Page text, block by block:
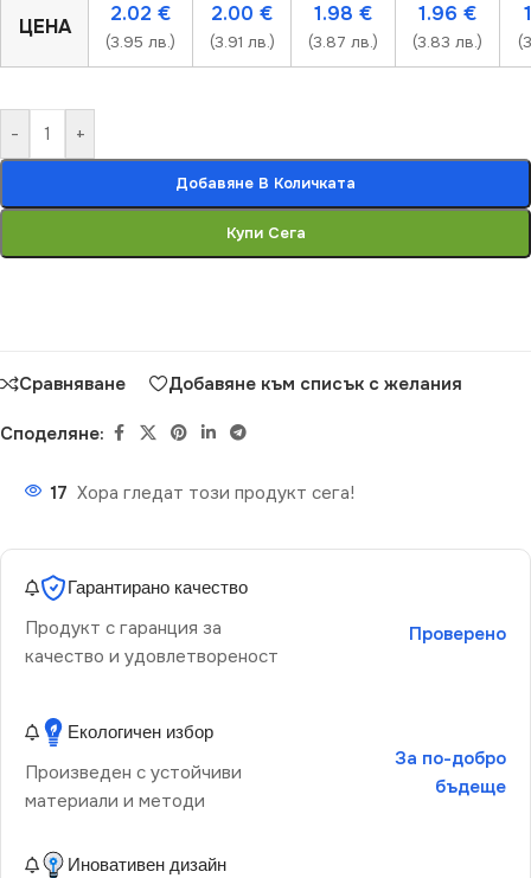
ЦЕНА
2.02 €
(3.95 лв.)
2.00 €
(3.91 лв.)
1.98 €
(3.87 лв.)
1.96 €
(3.83 лв.)
- +
Добавяне В Количката
Купи Сега
Сравняване Добавяне към списък с желания
Споделяне:
17 Хора гледат този продукт сега!
Гарантирано качество
Продукт с гаранция за
качество и удовлетвореност
Проверено
Екологичен избор
Произведен с устойчиви
материали и методи
За по-добро
бъдеще
Иновативен дизайн